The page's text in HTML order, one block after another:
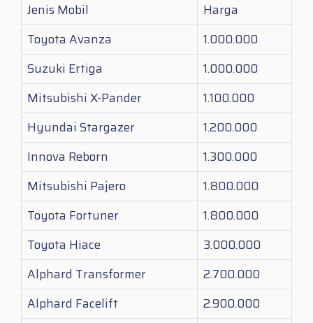
Jenis Mobil
Harga
Toyota Avanza
1.000.000
Suzuki Ertiga
1.000.000
Mitsubishi X-Pander
1.100.000
Hyundai Stargazer
1.200.000
Innova Reborn
1.300.000
Mitsubishi Pajero
1.800.000
Toyota Fortuner
1.800.000
Toyota Hiace
3.000.000
Alphard Transformer
2.700.000
Alphard Facelift
2.900.000